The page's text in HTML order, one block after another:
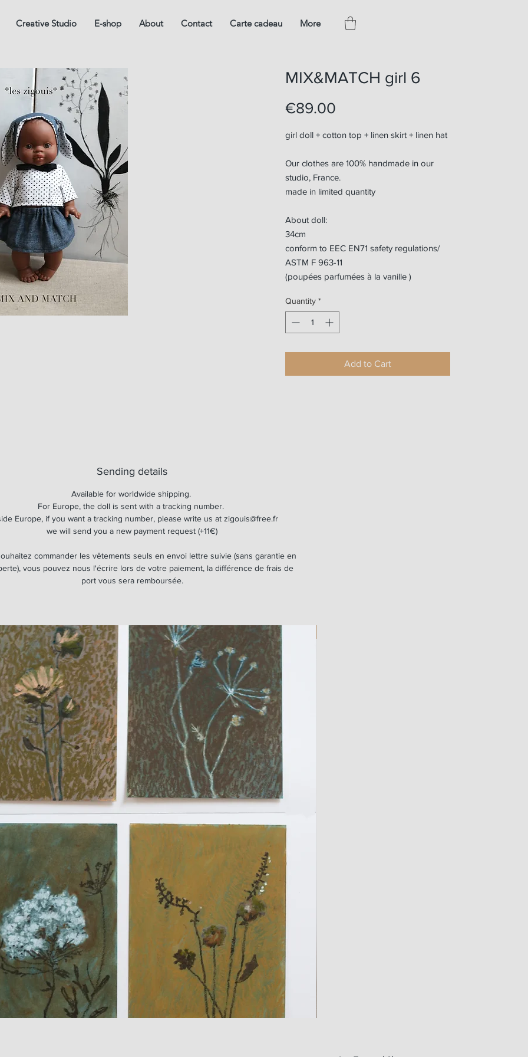
Creative Studio E-shop About Contact Carte cadeau More
MIX&MATCH girl 6
€89.00
girl doll + cotton top + linen skirt + linen hat
Our clothes are 100% handmade in our
studio, France.
made in limited quantity
About doll:
34cm
conform to EEC EN71 safety regulations/
ASTM F 963-11
(poupées parfumées à la vanille )
Quantity *
Add to Cart
Sending details
Available for worldwide shipping.
For Europe, the doll is sent with a tracking number.
Europe, if you want a tracking number, please write us at zigouis@free.fr
we will send you a new payment request (+11€)
commander les vêtements seuls en envoi lettre suivie (sans garantie en
vous pouvez nous l'écrire lors de votre paiement, la différence de frais de
port vous sera remboursée.